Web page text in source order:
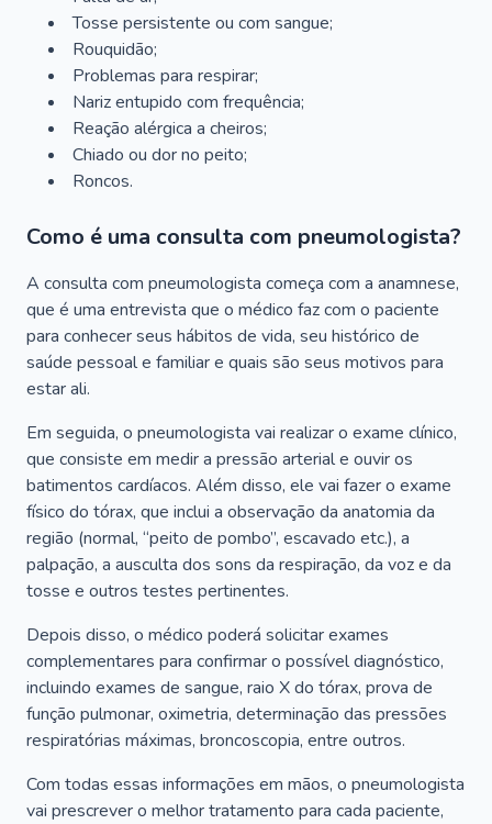
Tosse persistente ou com sangue;
Rouquidão;
Problemas para respirar;
Nariz entupido com frequência;
Reação alérgica a cheiros;
Chiado ou dor no peito;
Roncos.
Como é uma consulta com pneumologista?
A consulta com pneumologista começa com a anamnese,
que é uma entrevista que o médico faz com o paciente
para conhecer seus hábitos de vida, seu histórico de
saúde pessoal e familiar e quais são seus motivos para
estar ali.
Em seguida, o pneumologista vai realizar o exame clínico,
que consiste em medir a pressão arterial e ouvir os
batimentos cardíacos. Além disso, ele vai fazer o exame
físico do tórax, que inclui a observação da anatomia da
região (normal, “peito de pombo”, escavado etc.), a
palpação, a ausculta dos sons da respiração, da voz e da
tosse e outros testes pertinentes.
Depois disso, o médico poderá solicitar exames
complementares para confirmar o possível diagnóstico,
incluindo exames de sangue, raio X do tórax, prova de
função pulmonar, oximetria, determinação das pressões
respiratórias máximas, broncoscopia, entre outros.
Com todas essas informações em mãos, o pneumologista
vai prescrever o melhor tratamento para cada paciente,